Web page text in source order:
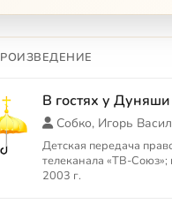
В гостях у Дуняши
Собко, Игорь
Детская передача
телеканала «ТВ-Союз»;
2003 г.